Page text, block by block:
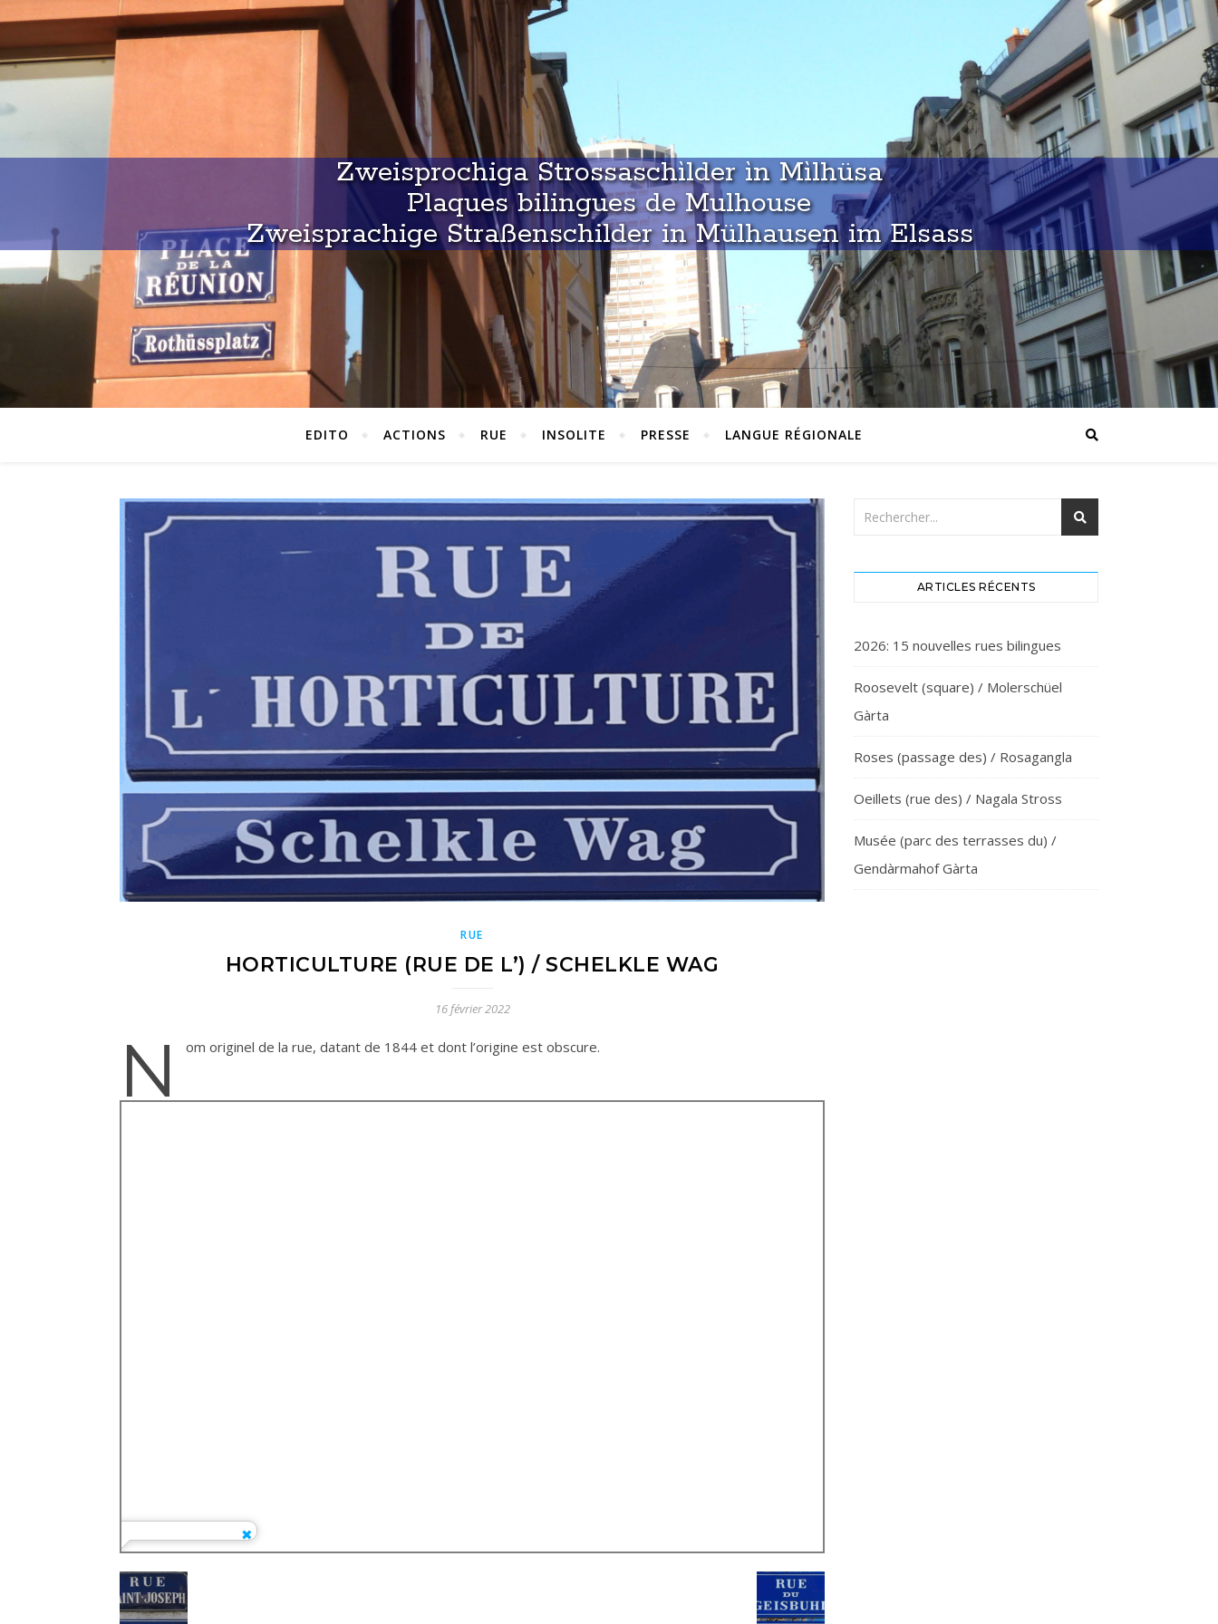
Zweisprochiga Strossaschìlder ìn Mìlhüsa
Plaques bilingues de Mulhouse
Zweisprachige Straßenschilder in Mülhausen im Elsass
EDITO ACTIONS RUE INSOLITE PRESSE LANGUE RÉGIONALE
RUE
HORTICULTURE (RUE DE L’) / SCHELKLE WAG
16 février 2022
N om originel de la rue, datant de 1844 et dont l’origine est obscure.
ARTICLES RÉCENTS
2026: 15 nouvelles rues bilingues
Roosevelt (square) / Molerschüel
Gàrta
Roses (passage des) / Rosagangla
Oeillets (rue des) / Nagala Stross
Musée (parc des terrasses du) /
Gendàrmahof Gàrta